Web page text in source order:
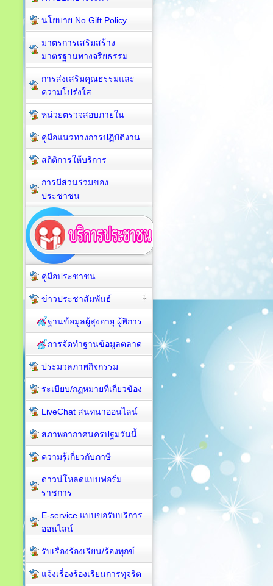
นโยบาย No Gift Policy
มาตรการเสริมสร้าง
มาตรฐานทางจริยธรรม
การส่งเสริมคุณธรรมและ
ความโปร่งใส
หน่วยตรวจสอบภายใน
คู่มือแนวทางการปฏิบัติงาน
สถิติการให้บริการ
การมีส่วนร่วมของ
ประชาชน
คู่มือประชาชน
ข่าวประชาสัมพันธ์
ฐานข้อมูลผู้สุงอายุ ผู้พิการ
การจัดทำฐานข้อมูลตลาด
ประมวลภาพกิจกรรม
ระเบียบ/กฏหมายที่เกี่ยวข้อง
LiveChat สนทนาออนไลน์
สภาพอากาศนครปฐมวันนี้
ความรู้เกี่ยวกับภาษี
ดาวน์โหลดแบบฟอร์ม
ราชการ
E-service แบบขอรับบริการ
ออนไลน์
รับเรื่องร้องเรียน/ร้องทุกข์
แจ้งเรื่องร้องเรียนการทุจริต